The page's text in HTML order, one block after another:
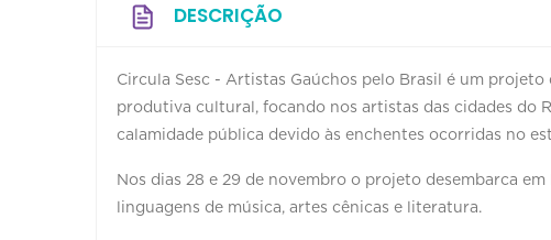
DESCRIÇÃO
Circula Sesc - Artistas Gaúchos pelo Brasil é um projeto
produtiva cultural, focando nos artistas das cidades do
calamidade pública devido às enchentes ocorridas no
Nos dias 28 e 29 de novembro o projeto desembarca
linguagens de música, artes cênicas e literatura.